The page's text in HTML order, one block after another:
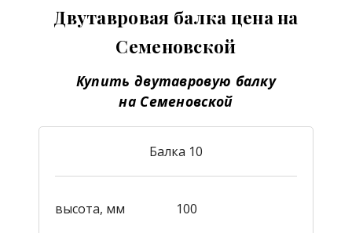
Двутавровая балка цена на
Семеновской
Купить двутавровую балку
на Семеновской
Балка 10
высота, мм
100